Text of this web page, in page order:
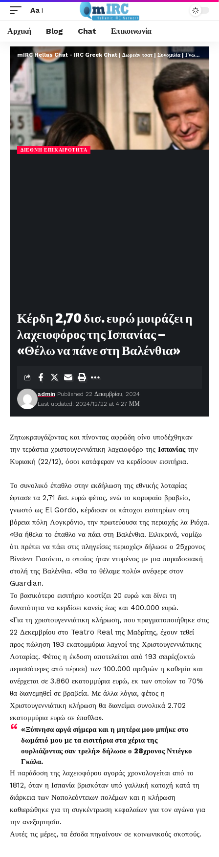
Aa
Αρχική Blog Chat Επικοινωνία
mIRC Hellas Chat - IRC Greek Chat | Δωρεάν τσατ | Συνομιλία | Γνωριμίες | FREE
ΔΙΕΘΝΉ ΕΠΙΚΑΙΡΌΤΗΤΑ
Κέρδη 2,70 δισ. ευρώ μοιράζει η
λαχειοφόρος της Ισπανίας –
«Θέλω να πάνε στη Βαλένθια»
Last updated: 2024/12/22 at 4:27 ΜΜ
admin Published 22 Δεκεμβρίου, 2024
Ζητωκραυγάζοντας και πίνοντας αφρώδη οίνο υποδέχθηκαν
την τεράστια χριστουγεννιάτικη λαχειοφόρο της Ισπανίας την
Κυριακή (22/12), όσοι κατάφεραν να κερδίσουν εισιτήρια.
Το συνολικό έπαθλο στην εκδήλωση της εθνικής λοταρίας
έφτασε τα 2,71 δισ. ευρώ φέτος, ενώ το κορυφαίο βραβείο,
γνωστό ως El Gordo, κέρδισαν οι κάτοχοι εισιτηρίων στη
βόρεια πόλη Λογκρόνιο, την πρωτεύουσα της περιοχής λα Ριόχα.
«Θα ήθελα το έπαθλο να πάει στη Βαλένθια. Ειλικρινά, νομίζω
ότι πρέπει να πάει στις πληγείσες περιοχές» δήλωσε ο 25χρονος
Βίνσεντ Γιασίντο, ο οποίος ήταν ντυμένος με μια παραδοσιακή
στολή της Βαλένθια. «Θα το θέλαμε πολύ» ανέφερε στον
Guardian.
Το βασικότερο εισιτήριο κοστίζει 20 ευρώ και δίνει τη
δυνατότητα να κερδίσει κανείς έως και 400.000 ευρώ.
«Για τη χριστουγεννιάτικη κλήρωση, που πραγματοποιήθηκε στις
22 Δεκεμβρίου στο Teatro Real της Μαδρίτης, έχουν τεθεί
προς πώληση 193 εκατομμύρια λαχνοί της Χριστουγεννιάτικης
Λοταρίας. Φέτος η έκδοση αποτελείται από 193 σειρές(οκτώ
περισσότερες από πέρυσι) των 100.000 αριθμών η καθεμία και
ανέρχεται σε 3.860 εκατομμύρια ευρώ, εκ των οποίων το 70%
θα διανεμηθεί σε βραβεία. Με άλλα λόγια, φέτος η
Χριστουγεννιάτικη κλήρωση θα διανείμει συνολικά 2.702
εκατομμύρια ευρώ σε έπαθλα».
«Ξύπνησα αργά σήμερα και η μητέρα μου μπήκε στο
δωμάτιό μου με τα εισιτήρια στα χέρια της
ουρλιάζοντας σαν τρελή» δήλωσε ο 28χρονος Ντιέγκο
Γκάλα.
Η παράδοση της λαχειοφόρου αγοράς χρονολογείται από το
1812, όταν η Ισπανία βρισκόταν υπό γαλλική κατοχή κατά τη
διάρκεια των Ναπολεόντειων πολέμων και η κλήρωση
καθιερώθηκε για τη συγκέντρωση κεφαλαίων για τον αγώνα για
την ανεξαρτησία.
Αυτές τις μέρες, τα έσοδα πηγαίνουν σε κοινωνικούς σκοπούς.